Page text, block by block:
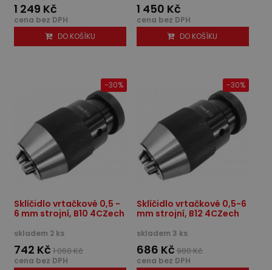
1 249 Kč
cena bez DPH
DO KOŠÍKU
1 450 Kč
cena bez DPH
DO KOŠÍKU
Sklíčidlo vrtačkové 0,5 -
6 mm strojní, B10 4CZech
skladem 2 ks
742 Kč 1 060 Kč
-30%
cena bez DPH
Sklíčidlo vrtačkové 0,5-6
mm strojní, B12 4CZech
skladem 3 ks
686 Kč 980 Kč
-30%
cena bez DPH